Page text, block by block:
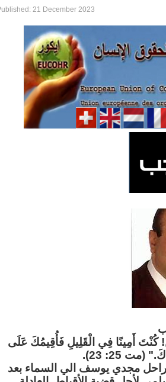
21 December 2023
كُنْتَ أَمِينًا فِي الْقَلِيلِ فَأُقِيمُكَ عَلَى
25: 23).
مجدي يوسف الي السماء بعد